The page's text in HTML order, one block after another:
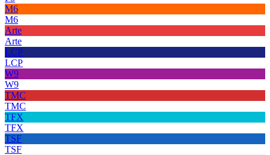
M6
M6
Arte
Arte
LCP
LCP
W9
W9
TMC
TMC
TFX
TFX
TSF
TSF